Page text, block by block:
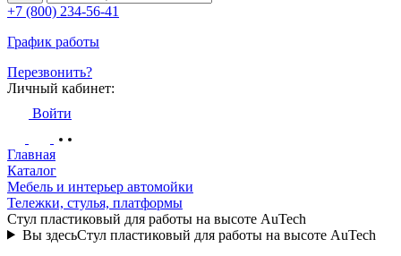
+7 (800) 234-56-41
График работы
Перезвонить?
Личный кабинет:
Войти
Главная
Каталог
Мебель и интерьер автомойки
Тележки, стулья, платформы
Стул пластиковый для работы на высоте AuTech
Вы здесьСтул пластиковый для работы на высоте AuTech